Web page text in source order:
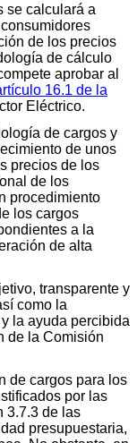
se calculará a
de los precios
de cálculo
aprobar al
16.1 de la
Eléctrico.
de cargos y
de unos
precios de los
de los
procedimiento
los cargos
a la
de alta
transparente y
como la
la ayuda percibida
de la Comisión
de cargos para los
por las
3.7.3 de las
presupuestaria,